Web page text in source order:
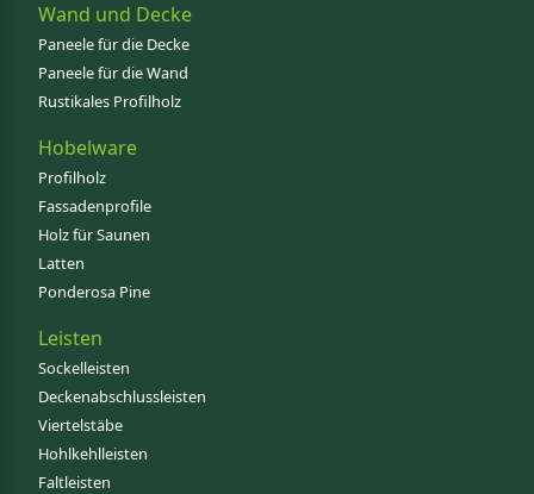
Wand und Decke
Paneele für die Decke
Paneele für die Wand
Rustikales Profilholz
Hobelware
Profilholz
Fassadenprofile
Holz für Saunen
Latten
Ponderosa Pine
Leisten
Sockelleisten
Deckenabschlussleisten
Viertelstäbe
Hohlkehlleisten
Faltleisten